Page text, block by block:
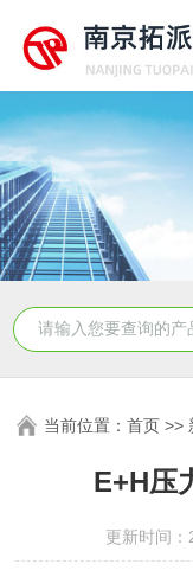
当前位置：首页 >>
E+H压
更新时间